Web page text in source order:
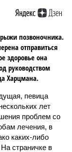
позвоночника.
отправиться
здоровье она
руководством
Харцмана.
певица
лет
проблем со
лечения, в
каких-либо
страничке в